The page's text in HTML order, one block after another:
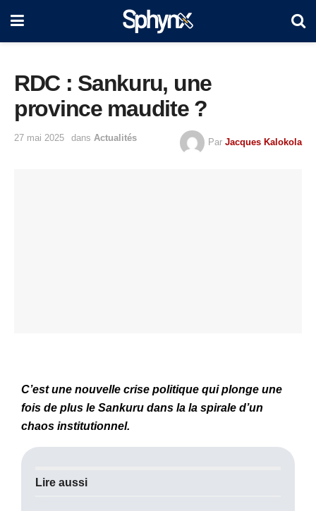
RDC : Sankuru, une
province maudite ?
27 mai 2025 dans Actualités Par Jacques Kalokola
C’est une nouvelle crise politique qui plonge une
fois de plus le Sankuru dans la la spirale d’un
chaos institutionnel.
Lire aussi